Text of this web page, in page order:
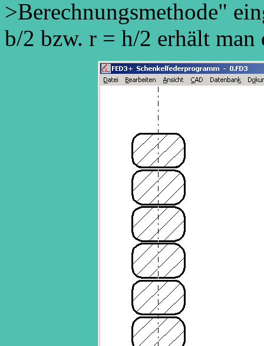
>Berechnungsmethode"
b/2 bzw. r = h/2 erhält